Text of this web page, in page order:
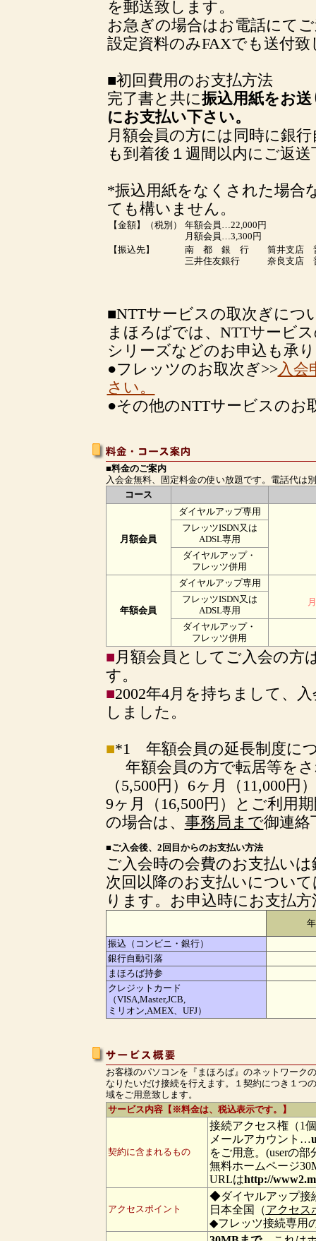
を郵送致します。
お急ぎの場合はお電話にて
設定資料のみFAXでも送付致
■初回費用のお支払方法
完了書と共に振込用紙をお
にお支払い下さい。
月額会員の方には同時に銀
も到着後１週間以内にご返
*振込用紙をなくされた場合
ても構いません。
【金額】（税別）
年額会員…22,000円
月額会員…3,300円
【振込先】
南 都 銀 行 筒井支店 普
三井住友銀行 奈良支店
■NTTサービスの取次ぎにつ
まほろばでは、NTTサービ
シリーズなどのお申込も承
●フレッツのお取次ぎ>>入会
さい。
●その他のNTTサービスのお
■料金のご案内
入会金無料、固定料金の使い放題です。電話代は
コース
月額会員
ダイヤルアップ専用
フレッツISDN又は
ADSL専用
ダイヤルアップ・
フレッツ併用
年額会員
ダイヤルアップ専用
フレッツISDN又は
ADSL専用
ダイヤルアップ・
フレッツ併用
■月額会員としてご入会の方
す。
■2002年4月を持ちまして、
しました。
■*1 年額会員の延長制度に
年額会員の方で転居等をさ
（5,500円）6ヶ月（11,000円）
9ヶ月（16,500円）とご利用
の場合は、 事務局まで御連絡
■ご入会後、2回目からのお支払い方法
ご入会時の会費のお支払い
次回以降のお支払いについ
ります。お申込時にお支払
振込（コンビニ・銀行）
銀行自動引落
まほろば持参
クレジットカード
（VISA,Master,JCB,
ミリオン,AMEX、UFJ）
お客様のパソコンを『まほろば』のネットワーク
なりたいだけ接続を行えます。１契約につき１つ
域をご用意致します。
サービス内容【※料金は、税込表示です。】
契約に含まれるもの
接続アクセス権（1
メールアカウント…
をご用意。(userの
無料ホームページ
URLはhttp://
アクセスポイント
◆ダイヤルアップ接
日本全国（アクセス
◆フレッツ接続専用